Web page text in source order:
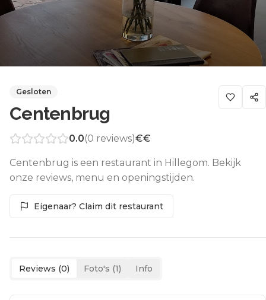
Gesloten
Centenbrug
0.0(0 reviews)€€
Centenbrug is een restaurant in Hillegom. Bekijk
onze reviews, menu en openingstijden.
Eigenaar? Claim dit restaurant
Reviews (0) Foto's (1) Info